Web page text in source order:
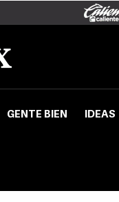
GENTE BIEN IDEAS